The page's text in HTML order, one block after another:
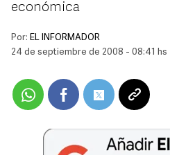
económica
Por: EL INFORMADOR
24 de septiembre de 2008 - 08:41 hs